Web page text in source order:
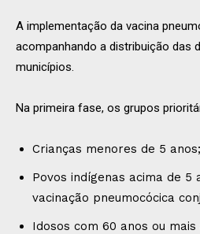
A implementação da vacina
acompanhando a distribuição das
municípios.
Na primeira fase, os grupos
Crianças menores de 5 anos;
Povos indígenas acima de 5
vacinação pneumocócica
Idosos com 60 anos ou mais